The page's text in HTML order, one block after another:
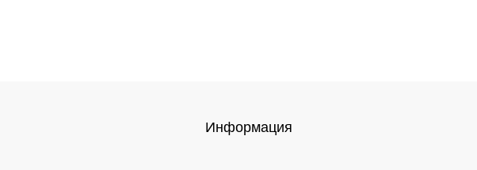
Информация